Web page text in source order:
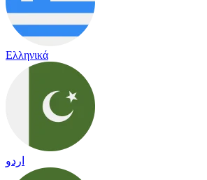
Ελληνικά
اردو